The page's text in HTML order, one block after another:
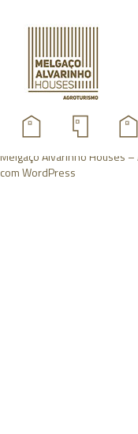
Melgaço Alvarinho Houses
comWordPress